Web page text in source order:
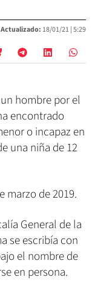
Actualizado: 18/01/21 |5:29
hombre por el
encontrado
o incapaz en
una niña de 12
marzo de 2019.
General de la
se escribía con
el nombre de
en persona.